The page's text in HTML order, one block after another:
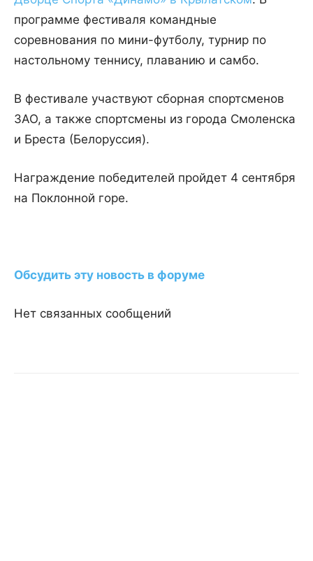
программе фестиваля командные
соревнования по мини-футболу, турнир по
настольному теннису, плаванию и самбо.
В фестивале участвуют сборная спортсменов
ЗАО, а также спортсмены из города Смоленска
и Бреста (Белоруссия).
Награждение победителей пройдет 4 сентября
на Поклонной горе.
Обсудить эту новость в форуме
Нет связанных сообщений